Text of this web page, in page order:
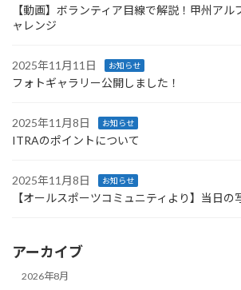
【動画】ボランティア目線で解説！甲州アル
ャレンジ
2025年11月11日 お知らせ
フォトギャラリー公開しました！
2025年11月8日 お知らせ
ITRAのポイントについて
2025年11月8日 お知らせ
【オールスポーツコミュニティより】当日の
アーカイブ
2026年8月